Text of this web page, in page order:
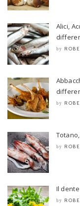
Alici,
by
by
by
Il
by